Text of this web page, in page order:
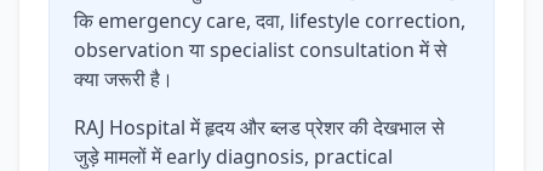
कि emergency care, दवा, lifestyle correction,
observation या specialist consultation में से
क्या जरूरी है।
RAJ Hospital में हृदय और ब्लड प्रेशर की देखभाल से
जुड़े मामलों में early diagnosis, practical